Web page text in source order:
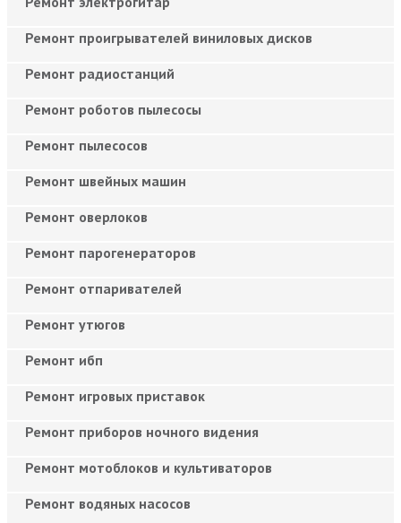
Ремонт проигрывателей виниловых дисков
Ремонт радиостанций
Ремонт роботов пылесосы
Ремонт пылесосов
Ремонт швейных машин
Ремонт оверлоков
Ремонт парогенераторов
Ремонт отпаривателей
Ремонт утюгов
Ремонт ибп
Ремонт игровых приставок
Ремонт приборов ночного видения
Ремонт мотоблоков и культиваторов
Ремонт водяных насосов